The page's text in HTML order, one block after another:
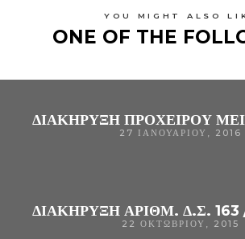
YOU MIGHT ALSO
ONE OF THE
27 ΙΑΝΟΥΑΡΊΟΥ, 2016
22 ΟΚΤΩΒΡΊΟΥ, 2015